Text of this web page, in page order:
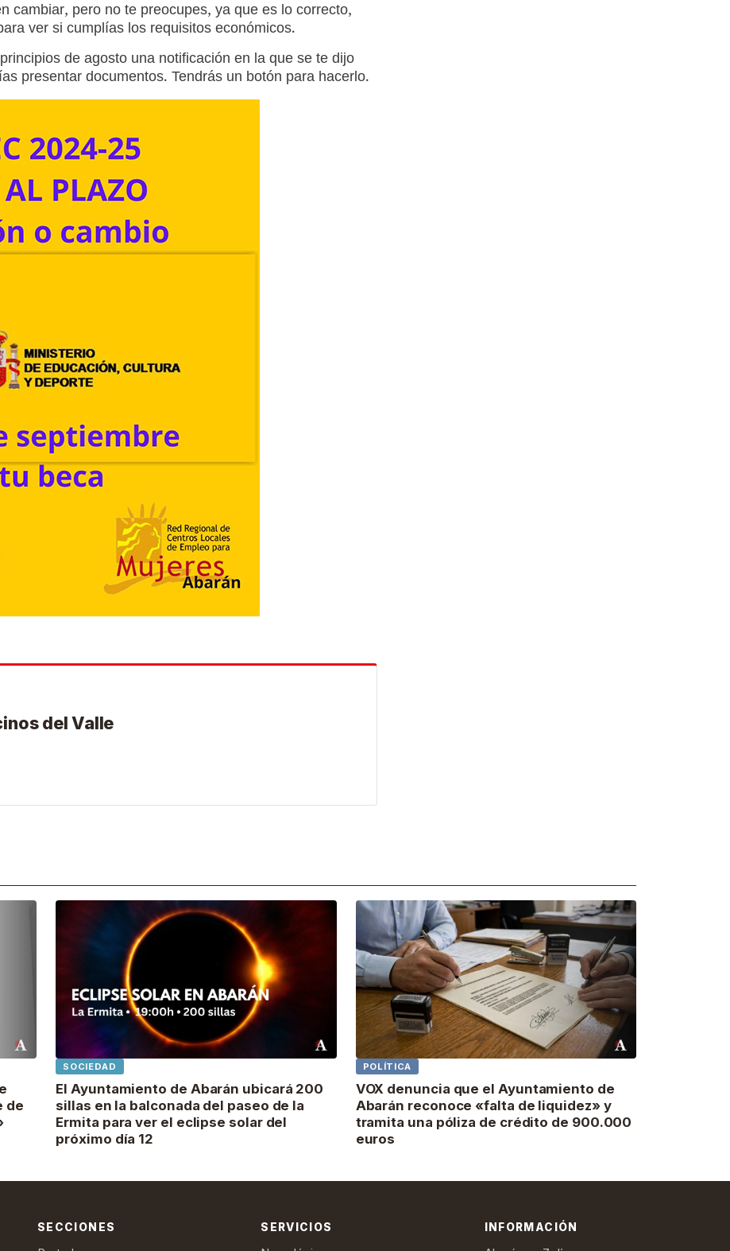
cambiar, pero no te preocupes, ya que es lo correcto,
ver si cumplías los requisitos económicos.
de agosto una notificación en la que se te dijo
presentar documentos. Tendrás un botón para hacerlo.
del Valle
de
SOCIEDAD
El Ayuntamiento de Abarán ubicará 200
sillas en la balconada del paseo de la
Ermita para ver el eclipse solar del
próximo día 12
POLÍTICA
VOX denuncia que el Ayuntamiento de
Abarán reconoce «falta de liquidez» y
tramita una póliza de crédito de 900.000
euros
SECCIONES SERVICIOS INFORMACIÓN